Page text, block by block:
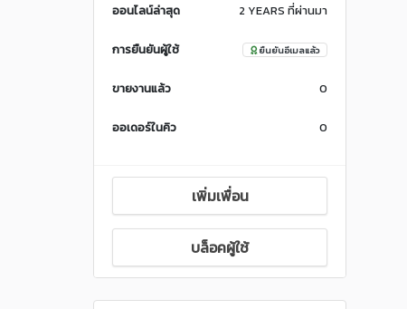
ออนไลน์ล่าสุด 2 YEARS ที่ผ่านมา
การยืนยันผู้ใช้ ยืนยันอีเมลแล้ว
ขายงานแล้ว 0
ออเดอร์ในคิว 0
เพิ่มเพื่อน
บล็อคผู้ใช้